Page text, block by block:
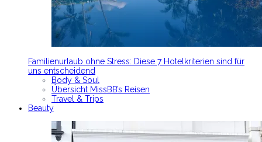
Familienurlaub ohne Stress: Diese 7 Hotelkriterien sind für
uns entscheidend
Body & Soul
Übersicht MissBB’s Reisen
Travel & Trips
Beauty